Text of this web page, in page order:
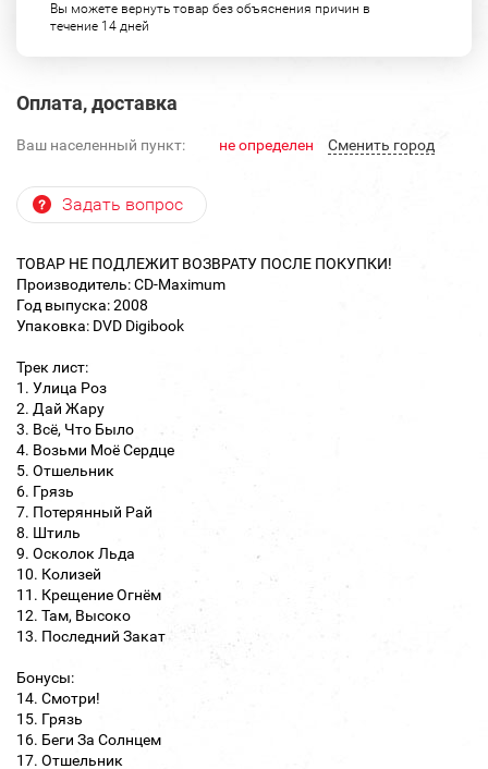
Вы можете вернуть товар без объяснения причин в
течение 14 дней
Оплата, доставка
Ваш населенный пункт: не определен Cменить город
Задать вопрос
ТОВАР НЕ ПОДЛЕЖИТ ВОЗВРАТУ ПОСЛЕ ПОКУПКИ!
Производитель: CD-Maximum
Год выпуска: 2008
Упаковка: DVD Digibook
Трек лист:
1. Улица Роз
2. Дай Жару
3. Всё, Что Было
4. Возьми Моё Сердце
5. Отшельник
6. Грязь
7. Потерянный Рай
8. Штиль
9. Осколок Льда
10. Колизей
11. Крещение Огнём
12. Там, Высоко
13. Последний Закат
Бонусы:
14. Смотри!
15. Грязь
16. Беги За Солнцем
17. Отшельник